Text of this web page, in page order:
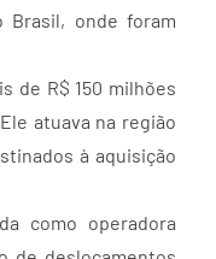
Brasil, onde foram
de R$ 150 milhões
atuava na região
à aquisição
como operadora